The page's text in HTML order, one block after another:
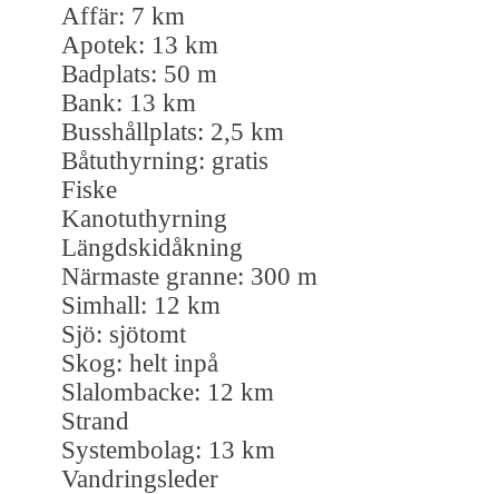
Affär: 7 km
Apotek: 13 km
Badplats: 50 m
Bank: 13 km
Busshållplats: 2,5 km
Båtuthyrning: gratis
Fiske
Kanotuthyrning
Längdskidåkning
Närmaste granne: 300 m
Simhall: 12 km
Sjö: sjötomt
Skog: helt inpå
Slalombacke: 12 km
Strand
Systembolag: 13 km
Vandringsleder